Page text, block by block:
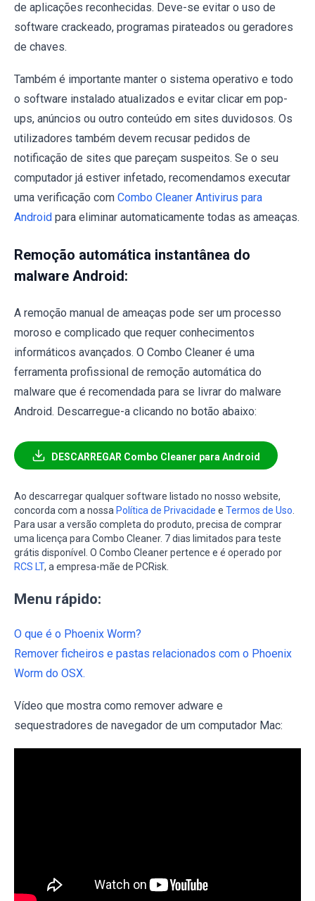
de aplicações reconhecidas. Deve-se evitar o uso de
software crackeado, programas pirateados ou geradores
de chaves.
Também é importante manter o sistema operativo e todo
o software instalado atualizados e evitar clicar em pop-
ups, anúncios ou outro conteúdo em sites duvidosos. Os
utilizadores também devem recusar pedidos de
notificação de sites que pareçam suspeitos. Se o seu
computador já estiver infetado, recomendamos executar
uma verificação com Combo Cleaner Antivirus para
Android para eliminar automaticamente todas as ameaças.
Remoção automática instantânea do
malware Android:
A remoção manual de ameaças pode ser um processo
moroso e complicado que requer conhecimentos
informáticos avançados. O Combo Cleaner é uma
ferramenta profissional de remoção automática do
malware que é recomendada para se livrar do malware
Android. Descarregue-a clicando no botão abaixo:
DESCARREGAR Combo Cleaner para Android
Ao descarregar qualquer software listado no nosso website,
concorda com a nossa Política de Privacidade e Termos de Uso
Para usar a versão completa do produto, precisa de comprar
uma licença para Combo Cleaner. 7 dias limitados para teste
grátis disponível. O Combo Cleaner pertence e é operado por
RCS LT, a empresa-mãe de PCRisk.
Menu rápido:
O que é o Phoenix Worm?
Remover ficheiros e pastas relacionados com o Phoenix
Worm do OSX.
Vídeo que mostra como remover adware e
sequestradores de navegador de um computador Mac: